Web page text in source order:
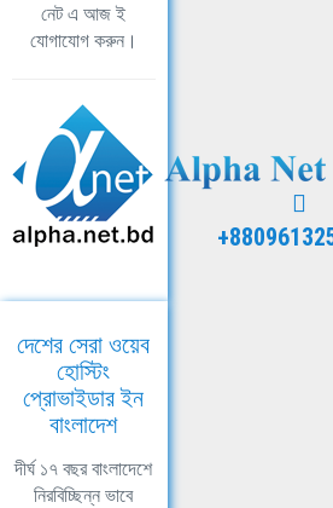
নেট এ আজ ই
যোগাযোগ করুন।
দেশের সেরা ওয়েব
হোস্টিং
প্রোভাইডার ইন
বাংলাদেশ
দীর্ঘ ১৭ বছর বাংলাদেশে
নিরবিচ্ছিন্ন ভাবে